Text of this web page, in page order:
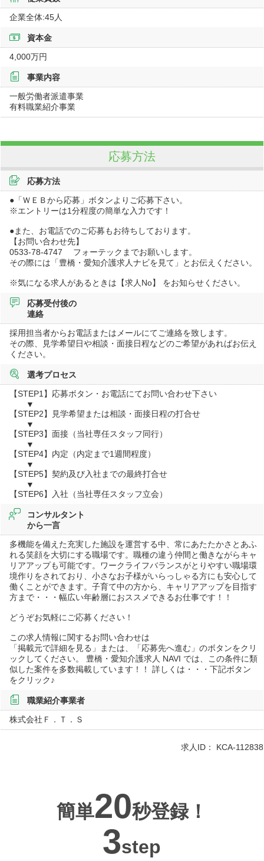
企業全体:45人
資本金
4,000万円
事業内容
一般労働者派遣事業
有料職業紹介事業
応募方法
応募方法
●「ＷＥＢから応募」ボタンよりご応募下さい。
※エントリーは1分程度の簡単な入力です！
●また、お電話でのご応募もお待ちしております。
【お問い合わせ先】
0533-78-4747 フォーテックまでお願いします。
その際には「豊橋・愛知介護求人ナビを見て」とお伝えください。
※気になる求人があるときは【求人No】 をお知らせください。
応募受付後の
連絡
採用担当者からお電話またはメールにてご連絡を致します。
その際、見学希望日や相談・面接日程などのご希望があればお伝え
ください。
選考プロセス
【STEP1】応募ボタン・お電話にてお問い合わせ下さい
▼
【STEP2】見学希望または相談・面接日程の打合せ
▼
【STEP3】面接（当社専任スタッフ同行）
▼
【STEP4】内定（内定まで1週間程度）
▼
【STEP5】契約及び入社までの最終打合せ
▼
【STEP6】入社（当社専任スタッフ立会）
コンサルタント
から一言
多機能を備えた充実した施設を運営する中、常にあたたかさとあふ
れる笑顔を大切にする職場です。職種の違う仲間と働きながらキャ
リアアップも可能です。ワークライフバランスがとりやすい職場環
境作りをされており、小さなお子様がいらっしゃる方にも安心して
働くことができます。子育て中の方から、キャリアアップを目指す
方まで・・・幅広い年齢層におススメできるお仕事です！！
どうぞお気軽にご応募ください！
この求人情報に関するお問い合わせは
「掲載元で詳細を見る」または、「応募先へ進む」のボタンをクリ
ックしてください。 豊橋・愛知介護求人 NAVI では、この条件に類
似した案件を多数掲載しています！！ 詳しくは・・・下記ボタン
をクリック♪
職業紹介事業者
株式会社Ｆ．Ｔ．Ｓ
求人ID： KCA-112838
簡単20秒登録！
3step